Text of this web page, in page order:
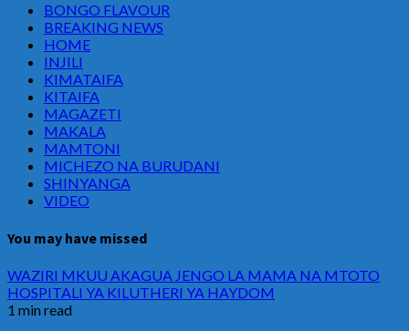
BONGO FLAVOUR
BREAKING NEWS
HOME
INJILI
KIMATAIFA
KITAIFA
MAGAZETI
MAKALA
MAMTONI
MICHEZO NA BURUDANI
SHINYANGA
VIDEO
You may have missed
WAZIRI MKUU AKAGUA JENGO LA MAMA NA MTOTO
HOSPITALI YA KILUTHERI YA HAYDOM
1 min read